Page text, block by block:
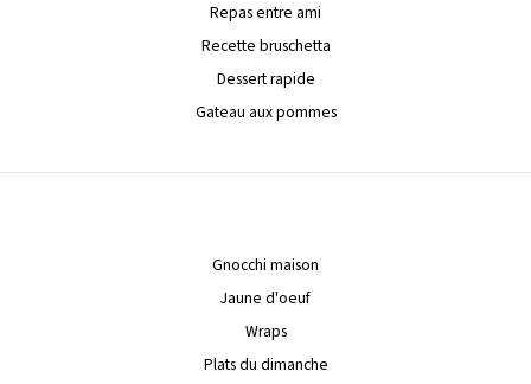
Repas entre ami
Recette bruschetta
Dessert rapide
Gateau aux pommes
Gnocchi maison
Jaune d'oeuf
Wraps
Plats du dimanche